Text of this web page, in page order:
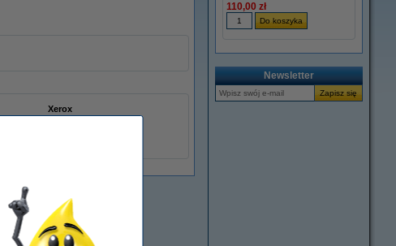
Xerox
110,00 zł
Newsletter